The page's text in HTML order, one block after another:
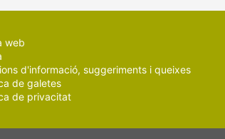
web
d'informació, suggeriments i queixes
de galetes
de privacitat